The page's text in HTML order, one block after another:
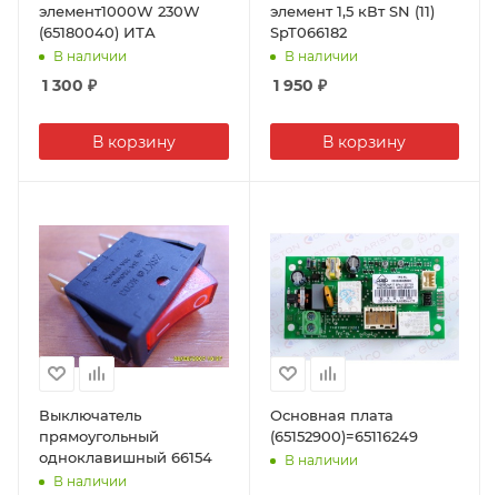
элемент1000W 230W
(65180040) ИТА
В наличии
1 300 ₽
В корзину
элемент 1,5 кВт SN (11)
SpT066182
В наличии
1 950 ₽
В корзину
Выключатель
прямоугольный
одноклавишный 66154
В наличии
Основная плата
(65152900)=65116249
В наличии